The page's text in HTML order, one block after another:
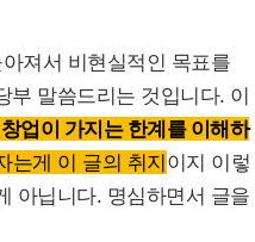
져서 비현실적인 목표를
부 말씀드리는 것입니다. 이
업이 가지는 한계를 이해하
는게 이 글의 취지 이지 이렇
아닙니다. 명심하면서 글을